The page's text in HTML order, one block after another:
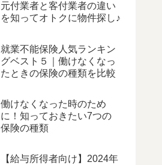
元付業者と客付業者の違い
を知ってオトクに物件探し♪
就業不能保険人気ランキン
グベスト５｜働けなくなっ
たときの保険の種類を比較
働けなくなった時のため
に！知っておきたい7つの
保険の種類
【給与所得者向け】2024年